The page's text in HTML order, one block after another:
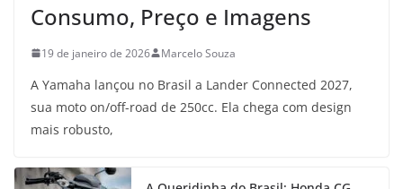
Consumo, Preço e Imagens
19 de janeiro de 2026 Marcelo Souza
A Yamaha lançou no Brasil a Lander Connected 2027,
sua moto on/off-road de 250cc. Ela chega com design
mais robusto,